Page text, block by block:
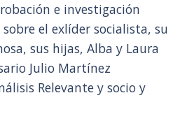
e investigación
el exlíder socialista, su
sus hijas, Alba y Laura
Julio Martínez
Relevante y socio y